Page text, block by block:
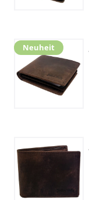
Neuheit